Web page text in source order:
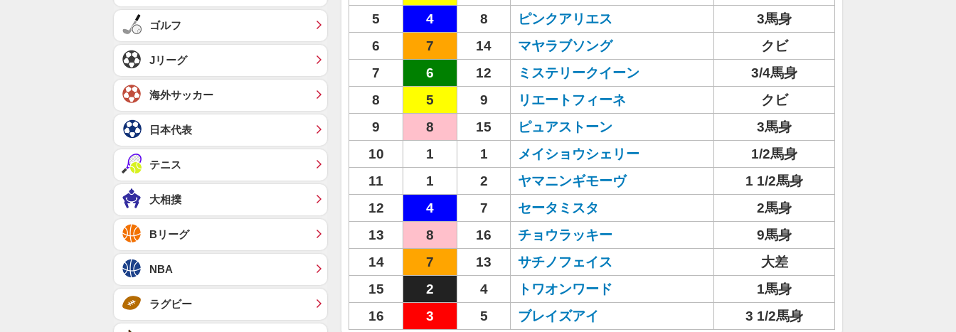
5
4 8 ピンクアリエス
3馬身
6
7 14 マヤラブソング
クビ
7
6 12 ミステリークイーン
3/4馬身
8
5 9 リエートフィーネ
クビ
9
8 15 ピュアストーン
3馬身
10
1 1 メイショウシェリー
1/2馬身
11
1 2 ヤマニンギモーヴ
1 1/2馬身
12
4 7 セータミスタ
2馬身
13
8 16 チョウラッキー
9馬身
14
7 13 サチノフェイス
大差
15
2 4 トワオンワード
1馬身
16
3 5 ブレイズアイ 3 1/2馬身
ゴルフ
Jリーグ
海外サッカー
日本代表
テニス
大相撲
Bリーグ
NBA
ラグビー